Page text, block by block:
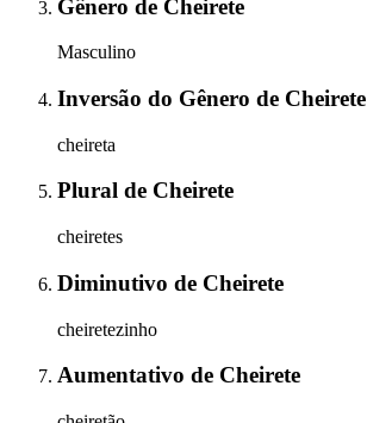
Gênero de Cheirete
Masculino
Inversão do Gênero de Cheirete
cheireta
Plural de Cheirete
cheiretes
Diminutivo de Cheirete
cheiretezinho
Aumentativo de Cheirete